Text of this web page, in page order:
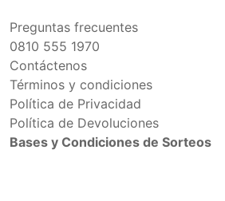
Preguntas frecuentes
0810 555 1970
Contáctenos
Términos y condiciones
Política de Privacidad
Política de Devoluciones
Bases y Condiciones de Sorteos